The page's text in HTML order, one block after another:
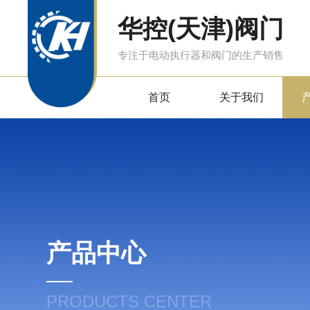
华控(天津)阀门
专注于电动执行器和阀门的生产销售
首页 关于我们
产品中心
PRODUCTS CENTER